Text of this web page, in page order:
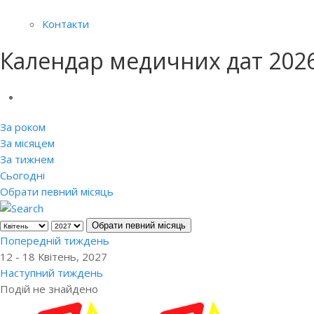
Контакти
Календар медичних дат
За роком
За місяцем
За тижнем
Сьогодні
Обрати певний місяць
Обрати певний місяць
Попередній тиждень
12 - 18 Квітень, 2027
Наступний тиждень
Подій не знайдено